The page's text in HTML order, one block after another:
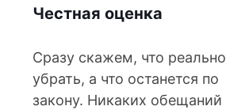
Честная оценка
Сразу скажем, что реально
убрать, а что останется по
закону. Никаких обещаний